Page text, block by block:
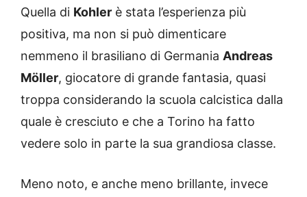
Quella di Kohler è stata l’esperienza più
positiva, ma non si può dimenticare
nemmeno il brasiliano di Germania Andreas
Möller, giocatore di grande fantasia, quasi
troppa considerando la scuola calcistica dalla
quale è cresciuto e che a Torino ha fatto
vedere solo in parte la sua grandiosa classe.
Meno noto, e anche meno brillante, invece